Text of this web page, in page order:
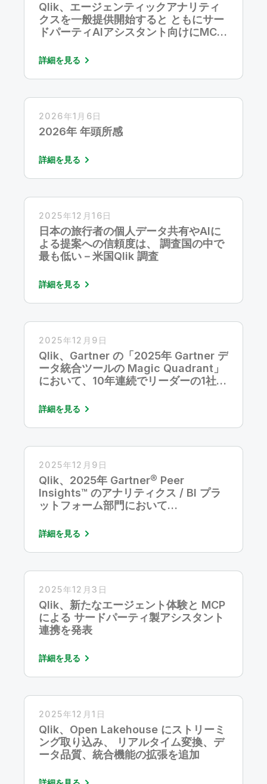
Qlik、エージェンティックアナリティ
クスを一般提供開始すると ともにサー
ドパーティAIアシスタント向けにMCP
詳細を見る
2026年1月6日
2026年 年頭所感
詳細を見る
2025年12月16日
日本の旅行者の個人データ共有やAIに
よる提案への信頼度は、 調査国の中で
最も低い－米国Qlik 調査
詳細を見る
2025年12月9日
Qlik、Gartner の「2025年 Gartner デ
ータ統合ツールの Magic Quadrant」
において、10年連続でリーダーの1社と
詳細を見る
2025年12月9日
Qlik、2025年 Gartner® Peer
Insights™ のアナリティクス / BI プラ
ットフォーム部門において
詳細を見る
2025年12月3日
Qlik、新たなエージェント体験と MCP
による サードパーティ製アシスタント
連携を発表
詳細を見る
2025年12月1日
Qlik、Open Lakehouse にストリーミ
ング取り込み、 リアルタイム変換、デ
ータ品質、統合機能の拡張を追加